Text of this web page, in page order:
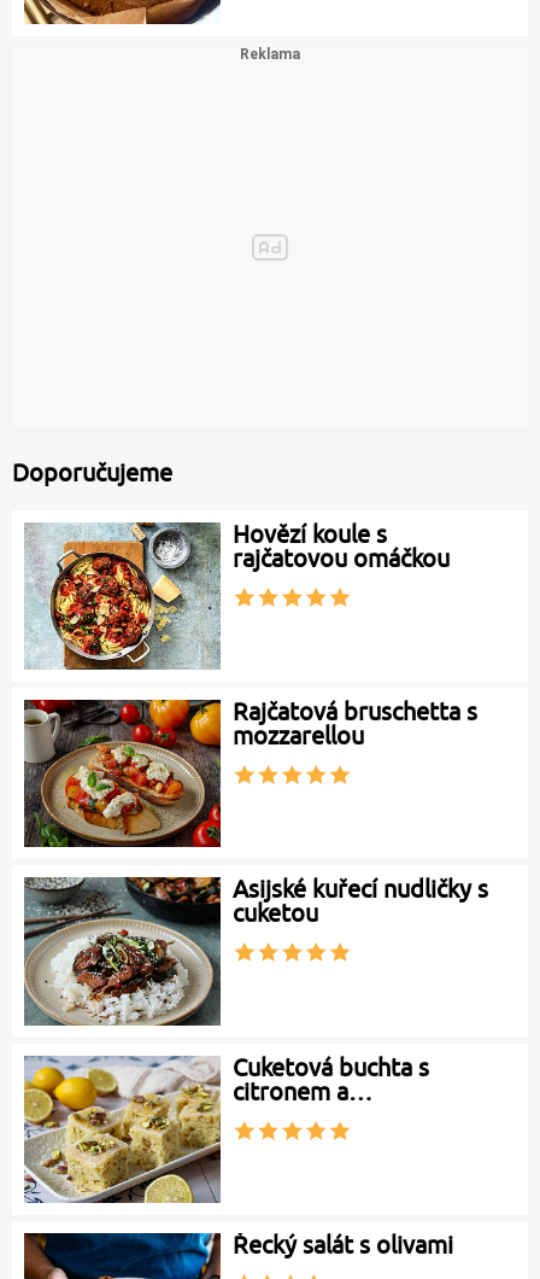
Doporučujeme
Hovězí koule s
rajčatovou omáčkou
Rajčatová bruschetta s
mozzarellou
Asijské kuřecí nudličky s
cuketou
Cuketová buchta s
citronem a…
Řecký salát s olivami